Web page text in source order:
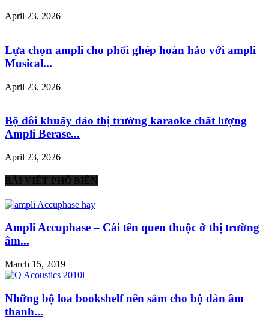
April 23, 2026
Lựa chọn ampli cho phối ghép hoàn hảo với ampli
Musical...
April 23, 2026
Bộ đôi khuấy đảo thị trường karaoke chất lượng
Ampli Berase...
April 23, 2026
BÀI VIẾT PHỔ BIẾN
Ampli Accuphase – Cái tên quen thuộc ở thị trường
âm...
March 15, 2019
Những bộ loa bookshelf nên sắm cho bộ dàn âm
thanh...